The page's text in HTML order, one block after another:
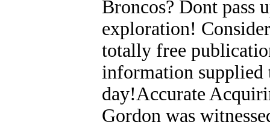
Broncos? Dont pass
exploration!
totally free
information supplied
day!Accurate
Gordon was